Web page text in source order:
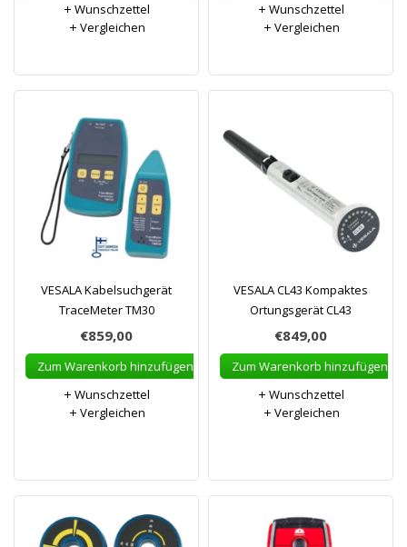
Wunschzettel
Vergleichen
Wunschzettel
Vergleichen
VESALA Kabelsuchgerät
TraceMeter TM30
€859,00
Zum Warenkorb hinzufügen
Wunschzettel
Vergleichen
VESALA CL43 Kompaktes
Ortungsgerät CL43
€849,00
Zum Warenkorb hinzufügen
Wunschzettel
Vergleichen